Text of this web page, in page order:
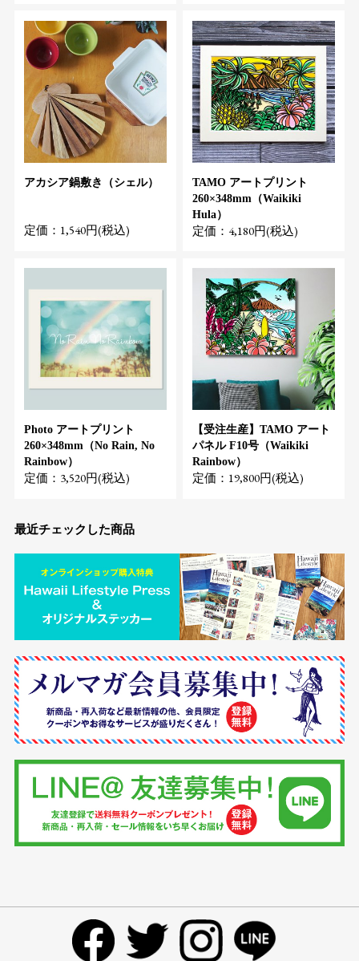
アカシア鍋敷き（シェル）
定価：1,540円(税込)
TAMO アートプリント
260×348mm（Waikiki
Hula）
定価：4,180円(税込)
Photo アートプリント
260×348mm（No Rain, No
Rainbow）
定価：3,520円(税込)
【受注生産】TAMO アート
パネル F10号（Waikiki
Rainbow）
定価：19,800円(税込)
最近チェックした商品